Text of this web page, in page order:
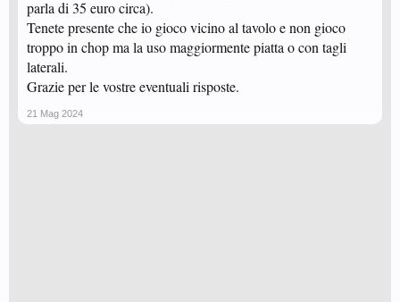
parla di 35 euro circa).
Tenete presente che io gioco vicino al tavolo e non gioco
troppo in chop ma la uso maggiormente piatta o con tagli
laterali.
Grazie per le vostre eventuali risposte.
21 Mag 2024